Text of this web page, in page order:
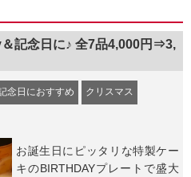
記念日に♪ 全7品4,000円⇒3,
念日におすすめ クリスマス
お誕生日にピッタリな特製ケー
キのBIRTHDAYプレートで盛大